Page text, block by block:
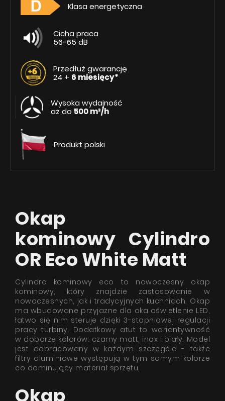
Klasa energetyczna
Cicha praca
56-65 dB
Przedłuż gwarancję
24 + 6 miesięcy*
Wysoka wydajność
aż do 500 m³/h
Produkt polski
Okap
kominowy Cylindro
OR Eco White Matt
Cylindro kominowy eco to nowoczesny okap
kominowy, który znajdzie zastosowanie w
nowoczesnych, jak i tradycyjnych kuchniach. Okap
ma wbudowane przyjazne dla oka oświetlenie LED,
łatwo się nim steruje dzięki 3-stopniowej regulacji
pracy turbiny. Dodatkowy atut to wariantywność
w doborze kolorów: czarny matt, inox i biały. Model
jest dopracowany w każdym szczególe - także
filtry aluminiowe występują w tym samym kolorze
co dominujący materiał sprzętu.
Okap